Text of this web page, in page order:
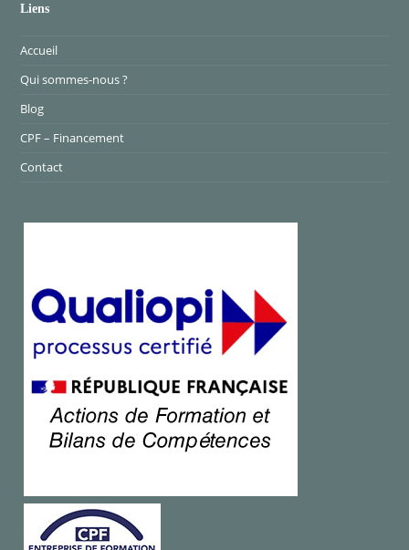
Liens
Accueil
Qui sommes-nous ?
Blog
CPF – Financement
Contact